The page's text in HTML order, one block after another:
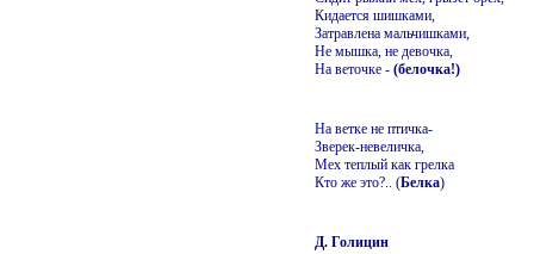
Кидается шишками,
Затравлена мальчишками,
Не мышка, не девочка,
На веточке - (белочка!)
На ветке не птичка-
Зверек-невеличка,
Мех теплый как грелка
Кто же это?.. (Белка)
Д. Голицин